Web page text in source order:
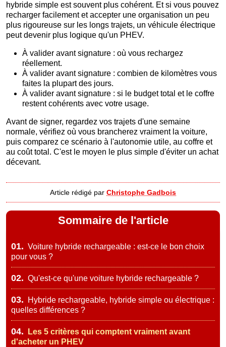
hybride simple est souvent plus cohérent. Et si vous pouvez
recharger facilement et accepter une organisation un peu
plus rigoureuse sur les longs trajets, un véhicule électrique
peut devenir plus logique qu'un PHEV.
À valider avant signature : où vous rechargez
réellement.
À valider avant signature : combien de kilomètres vous
faites la plupart des jours.
À valider avant signature : si le budget total et le coffre
restent cohérents avec votre usage.
Avant de signer, regardez vos trajets d'une semaine
normale, vérifiez où vous brancherez vraiment la voiture,
puis comparez ce scénario à l'autonomie utile, au coffre et
au coût total. C'est le moyen le plus simple d'éviter un achat
décevant.
Article rédigé par Christophe Gadbois
Sommaire de l'article
01. Voiture hybride rechargeable : est-ce le bon choix
pour vous ?
02. Qu'est-ce qu'une voiture hybride rechargeable ?
03.
Hybride rechargeable, hybride simple ou électrique :
quelles différences ?
04.
Les 5 critères qui comptent vraiment avant
d'acheter un PHEV